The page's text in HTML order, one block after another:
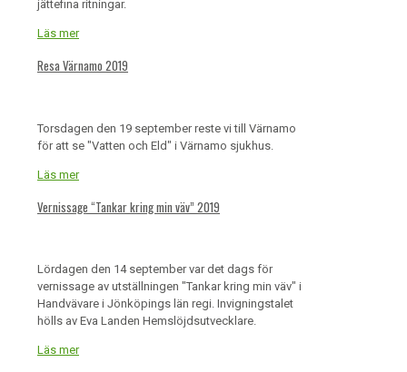
jättefina ritningar.
Läs mer
Resa Värnamo 2019
Torsdagen den 19 september reste vi till Värnamo
för att se "Vatten och Eld" i Värnamo sjukhus.
Läs mer
Vernissage “Tankar kring min väv” 2019
Lördagen den 14 september var det dags för
vernissage av utställningen "Tankar kring min väv" i
Handvävare i Jönköpings län regi. Invigningstalet
hölls av Eva Landen Hemslöjdsutvecklare.
Läs mer